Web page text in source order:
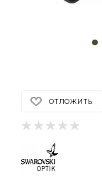
ОТЛОЖИТЬ